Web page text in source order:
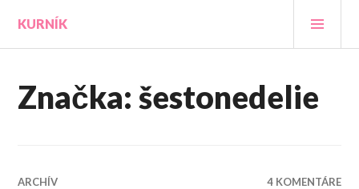
obsah
KURNÍK
Značka:šestonedelie
ARCHÍV 4 KOMENTÁRE